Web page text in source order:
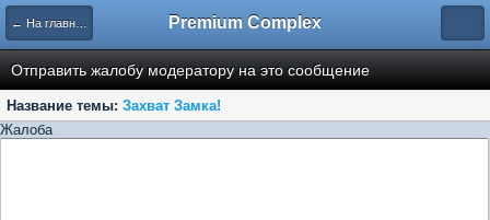
← На главную Premium Complex
Отправить жалобу модератору на это сообщение
Название темы: Захват Замка!
Жалоба